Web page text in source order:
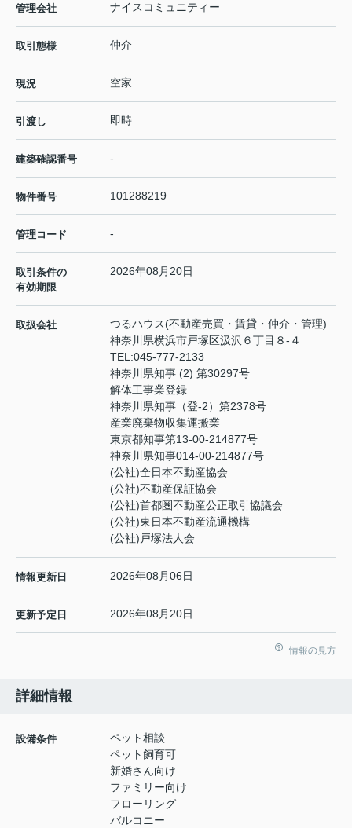
管理会社 ナイスコミュニティー
取引態様 仲介
現況 空家
引渡し 即時
建築確認番号 -
物件番号 101288219
管理コード -
取引条件の
有効期限
2026年08月20日
取扱会社
つるハウス(不動産売買・賃貸・仲介・管理)
神奈川県横浜市戸塚区汲沢６丁目８-４
TEL:045-777-2133
神奈川県知事 (2) 第30297号
解体工事業登録
神奈川県知事（登‐2）第2378号
産業廃棄物収集運搬業
東京都知事第13-00-214877号
神奈川県知事014-00-214877号
(公社)全日本不動産協会
(公社)不動産保証協会
(公社)首都圏不動産公正取引協議会
(公社)東日本不動産流通機構
(公社)戸塚法人会
情報更新日 2026年08月06日
更新予定日 2026年08月20日
情報の見方
詳細情報
設備条件
ペット相談
ペット飼育可
新婚さん向け
ファミリー向け
フローリング
バルコニー